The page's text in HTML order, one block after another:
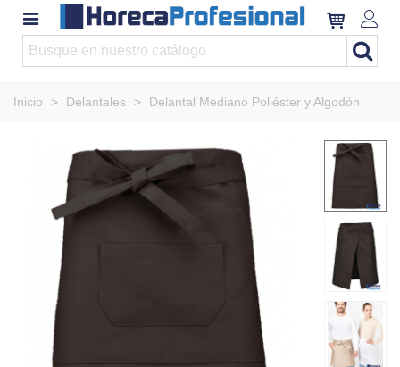
Inicio > Delantales > Delantal Mediano Poliéster y Algodón